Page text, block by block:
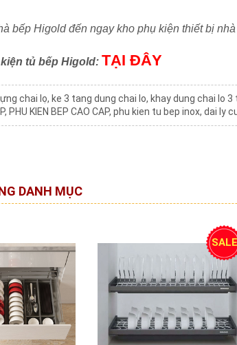
bếp Higold đến ngay kho phụ kiện thiết bị
tủ bếp Higold: TẠI ĐÂY
chai lọ, ke 3 tang dung chai lo, khay dung chai lo 3
, PHU KIEN BEP CAO CAP, phu kien tu bep inox, dai ly
DANH MỤC
SALE